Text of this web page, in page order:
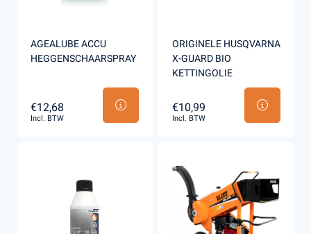
AGEALUBE ACCU
HEGGENSCHAARSPRAY
€12,68
Incl. BTW
ORIGINELE HUSQVARNA
X-GUARD BIO
KETTINGOLIE
€10,99
Incl. BTW